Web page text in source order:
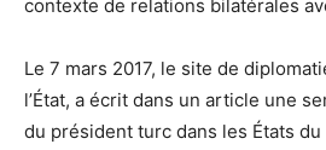
contexte de relations bilatérales
Le 7 mars 2017, le site de
l’État, a écrit dans un article une
du président turc dans les États